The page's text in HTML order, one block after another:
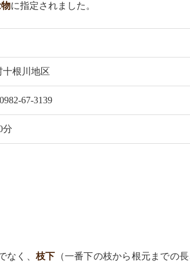
に指定されました。
根川地区
67-3139
分
なく、 枝下 （一番下の枝から根元までの